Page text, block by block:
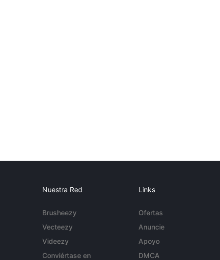
Nuestra Red
Brusheezy
Vecteezy
Videezy
Conviértase en
Links
Ofertas
Anuncie
Apoyo
DMCA